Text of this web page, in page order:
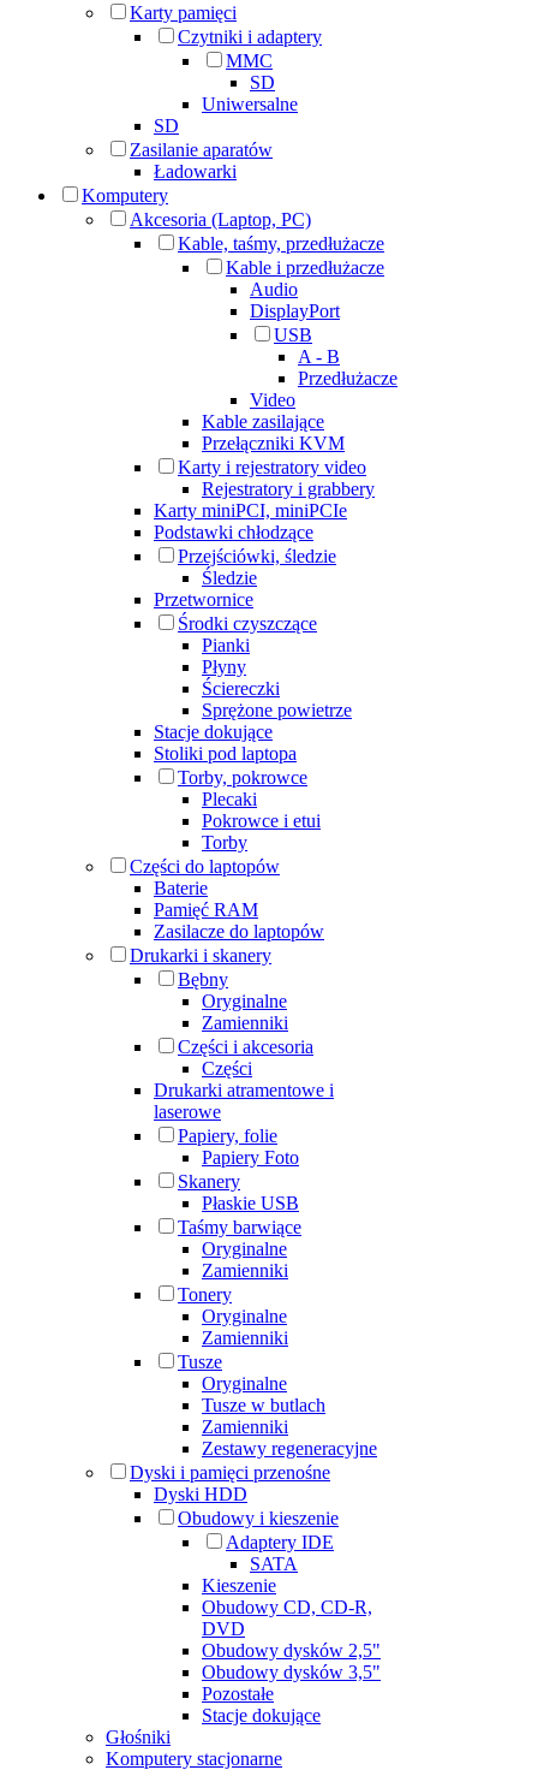
Karty pamięci
Czytniki i adaptery
MMC
SD
Uniwersalne
SD
Zasilanie aparatów
Ładowarki
Komputery
Akcesoria (Laptop, PC)
Kable, taśmy, przedłużacze
Kable i przedłużacze
Audio
DisplayPort
USB
A - B
Przedłużacze
Video
Kable zasilające
Przełączniki KVM
Karty i rejestratory video
Rejestratory i grabbery
Karty miniPCI, miniPCIe
Podstawki chłodzące
Przejściówki, śledzie
Śledzie
Przetwornice
Środki czyszczące
Pianki
Płyny
Ściereczki
Sprężone powietrze
Stacje dokujące
Stoliki pod laptopa
Torby, pokrowce
Plecaki
Pokrowce i etui
Torby
Części do laptopów
Baterie
Pamięć RAM
Zasilacze do laptopów
Drukarki i skanery
Bębny
Oryginalne
Zamienniki
Części i akcesoria
Części
Drukarki atramentowe i
laserowe
Papiery, folie
Papiery Foto
Skanery
Płaskie USB
Taśmy barwiące
Oryginalne
Zamienniki
Tonery
Oryginalne
Zamienniki
Tusze
Oryginalne
Tusze w butlach
Zamienniki
Zestawy regeneracyjne
Dyski i pamięci przenośne
Dyski HDD
Obudowy i kieszenie
Adaptery IDE
SATA
Kieszenie
Obudowy CD, CD-R,
DVD
Obudowy dysków 2,5"
Obudowy dysków 3,5"
Pozostałe
Stacje dokujące
Głośniki
Komputery stacjonarne